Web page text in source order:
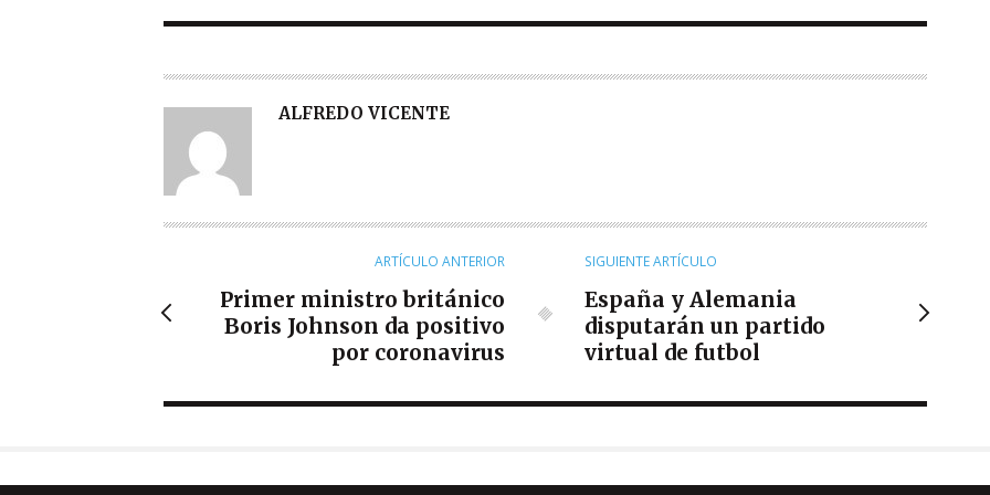
A
R
ALFREDO VICENTE
ARTÍCULO ANTERIOR
Primer ministro británico
Boris Johnson da positivo
por coronavirus
SIGUIENTE ARTÍCULO
España y Alemania
disputarán un partido
virtual de futbol